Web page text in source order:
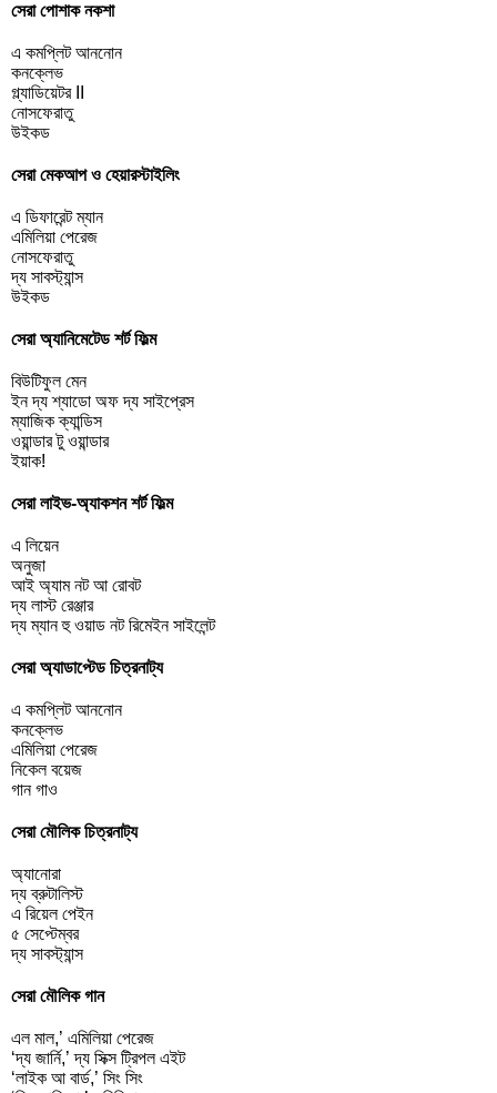
সেরা পোশাক নকশা
এ কমপ্লিট আননোন
কনক্লেভ
গ্ল্যাডিয়েটর II
নোসফেরাতু
উইকড
সেরা মেকআপ ও হেয়ারস্টাইলিং
এ ডিফারেন্ট ম্যান
এমিলিয়া পেরেজ
নোসফেরাতু
দ্য সাবস্ট্যান্স
উইকড
সেরা অ্যানিমেটেড শর্ট ফিল্ম
বিউটিফুল মেন
ইন দ্য শ্যাডো অফ দ্য সাইপ্রেস
ম্যাজিক ক্যান্ডিস
ওয়ান্ডার টু ওয়ান্ডার
ইয়াক!
সেরা লাইভ-অ্যাকশন শর্ট ফিল্ম
এ লিয়েন
অনুজা
আই অ্যাম নট আ রোবট
দ্য লাস্ট রেঞ্জার
দ্য ম্যান হু ওয়াড নট রিমেইন সাইলেন্ট
সেরা অ্যাডাপ্টেড চিত্রনাট্য
এ কমপ্লিট আননোন
কনক্লেভ
এমিলিয়া পেরেজ
নিকেল বয়েজ
গান গাও
সেরা মৌলিক চিত্রনাট্য
অ্যানোরা
দ্য ব্রুটালিস্ট
এ রিয়েল পেইন
৫ সেপ্টেম্বর
দ্য সাবস্ট্যান্স
সেরা মৌলিক গান
এল মাল,’ এমিলিয়া পেরেজ
‘দ্য জার্নি,’ দ্য সিক্স ট্রিপল এইট
‘লাইক আ বার্ড,’ সিং সিং